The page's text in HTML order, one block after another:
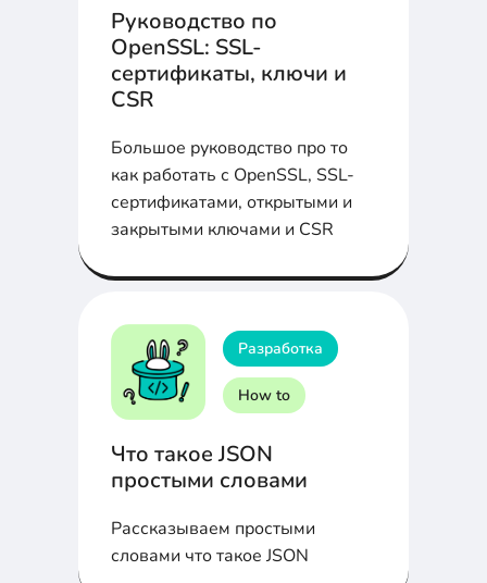
Руководство по
OpenSSL: SSL-
сертификаты, ключи и
CSR
Большое руководство про то
как работать с OpenSSL, SSL-
сертификатами, открытыми и
закрытыми ключами и CSR
Разработка
How to
Что такое JSON
простыми словами
Рассказываем простыми
словами что такое JSON